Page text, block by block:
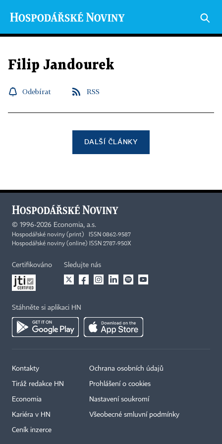
Filip Jandourek
Odebírat RSS
DALŠÍ ČLÁNKY
© 1996-2026 Economia, a.s.
Hospodářské noviny (print) ISSN 0862-9587
Hospodářské noviny (online) ISSN 2787-950X
Certifikováno Sledujte nás
Stáhněte si aplikaci HN
Kontakty
Tiráž redakce HN
Economia
Kariéra v HN
Ceník inzerce
Ochrana osobních údajů
Prohlášení o cookies
Nastavení soukromí
Všeobecné smluvní podmínky